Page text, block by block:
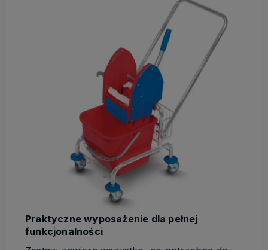
Praktyczne wyposażenie dla pełnej
funkcjonalności